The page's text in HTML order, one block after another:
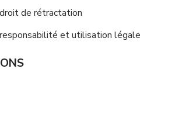
de rétractation
et utilisation légale